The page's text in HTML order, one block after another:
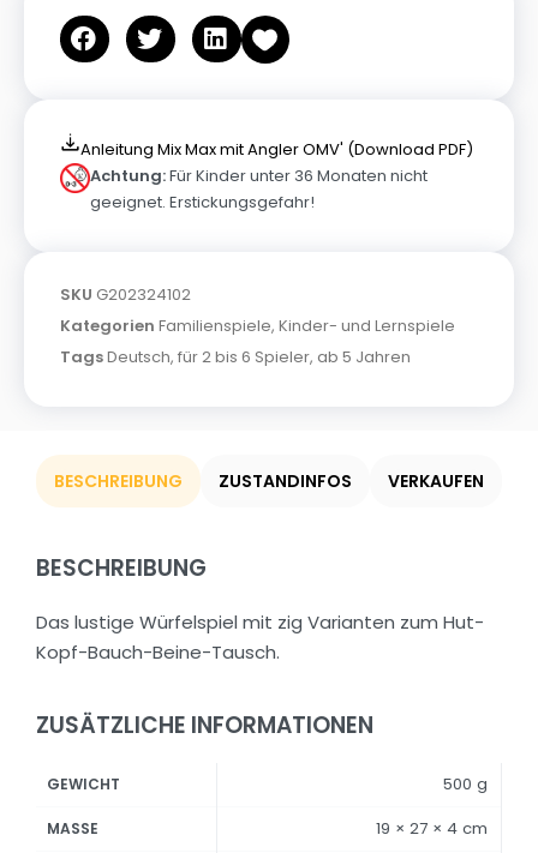
Anleitung Mix Max mit Angler OMV' (Download PDF)
Achtung:Für Kinder unter 36 Monaten nicht
geeignet. Erstickungsgefahr!
SKU G202324102
Kategorien Familienspiele, Kinder- und Lernspiele
TagsDeutsch, für 2 bis 6 Spieler, ab 5 Jahren
BESCHREIBUNG ZUSTANDINFOS VERKAUFEN
BESCHREIBUNG
Das lustige Würfelspiel mit zig Varianten zum Hut-
Kopf-Bauch-Beine-Tausch.
ZUSÄTZLICHE INFORMATIONEN
GEWICHT 500 g
MASSE 19 × 27 × 4 cm